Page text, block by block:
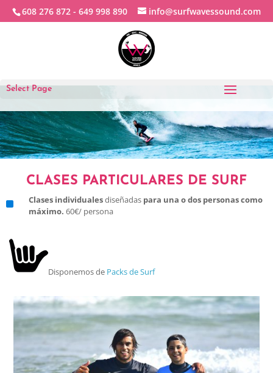
608 276 872 - 649 998 890 info@surfwavessound.com
Select Page
CLASES PARTICULARES DE SURF
^ Clases individualesdiseñadas para una o dos personas como
máximo. 60€/ persona
Disponemos de Packs de Surf